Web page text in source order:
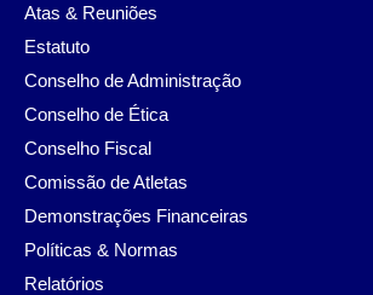
Atas & Reuniões
Estatuto
Conselho de Administração
Conselho de Ética
Conselho Fiscal
Comissão de Atletas
Demonstrações Financeiras
Políticas & Normas
Relatórios